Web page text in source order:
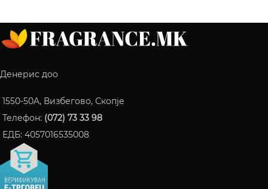
Денерис доо
1550-50A, Визбегово, Скопје
Телефон: (072) 73 33 98
ЕДБ: 4057016535008